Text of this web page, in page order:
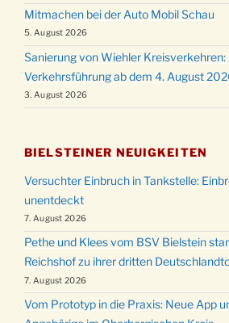
Mitmachen bei der Auto Mobil Schau
5. August 2026
Sanierung von Wiehler Kreisverkehren:
Verkehrsführung ab dem 4. August
3. August 2026
BIELSTEINER NEUIGKEITEN
Versuchter Einbruch in Tankstelle:
unentdeckt
7. August 2026
Pethe und Klees vom BSV Bielstein
Reichshof zu ihrer dritten
7. August 2026
Vom Prototyp in die Praxis: Neue App